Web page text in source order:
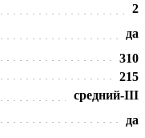
2
да
310
215
средний-III
да